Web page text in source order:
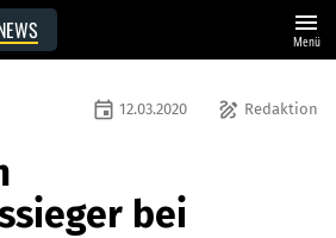
menu
Menü
draw Redaktion
event 12.03.2020
bei